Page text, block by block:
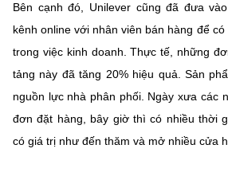
Bên cạnh đó, Unilever cũng đã đưa
kênh online với nhân viên bán hàng để
trong việc kinh doanh. Thực tế, những
tảng này đã tăng 20% hiệu quả. Sản
nguồn lực nhà phân phối. Ngày xưa các
đơn đặt hàng, bây giờ thì có nhiều thời
có giá trị như đến thăm và mở nhiều cửa